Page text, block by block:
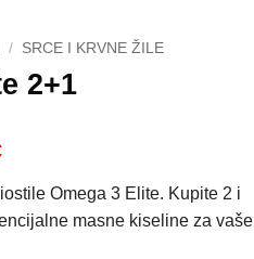
/ SRCE I KRVNE ŽILE
2+1
Trenutna
je:
49.80 €.
Omega 3 Elite. Kupite 2 i
masne kiseline za vaše